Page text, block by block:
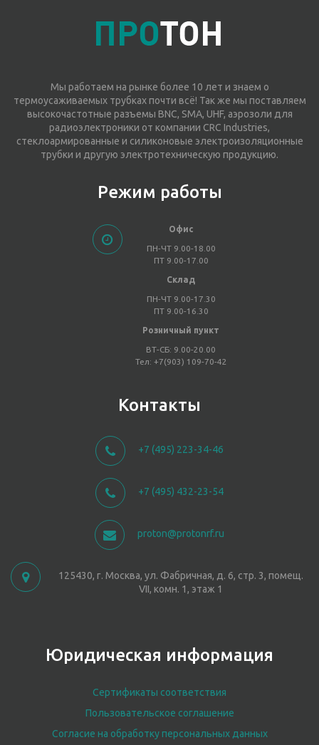
Мы работаем на рынке более 10 лет и знаем о
термоусаживаемых трубках почти всё! Так же мы поставляем
высокочастотные разъемы BNC, SMA, UHF, аэрозоли для
радиоэлектроники от компании CRC Industries,
стеклоармированные и силиконовые электроизоляционные
трубки и другую электротехническую продукцию.
Режим работы
Офис
ПН-ЧТ 9.00-18.00
ПТ 9.00-17.00
Склад
ПН-ЧТ 9.00-17.30
ПТ 9.00-16.30
Розничный пункт
ВТ-СБ: 9.00-20.00
Тел: +7(903) 109-70-42
Контакты
+7 (495) 223-34-46
+7 (495) 432-23-54
proton@protonrf.ru
125430, г. Москва, ул. Фабричная, д. 6, стр. 3, помещ.
VII, комн. 1, этаж 1
Юридическая информация
Сертификаты соответствия
Пользовательское соглашение
Согласие на обработку персональных данных